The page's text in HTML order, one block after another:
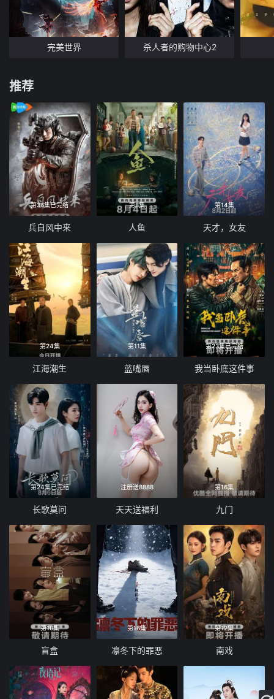
完美世界 杀人者的购物中心2
推荐
第36集已完结
兵自风中来
第8集
人鱼
第14集
天才，女友
第24集
江海潮生
第11集
蓝嘴唇
第23集已完结
我当卧底这件事
第24集已完结
长歌莫问
注册送8888
天天送福利
第16集
九门
第10集
盲盒
第16集
凛冬下的罪恶
第12集
南戏